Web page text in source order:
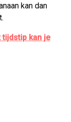
kan dan
kan je